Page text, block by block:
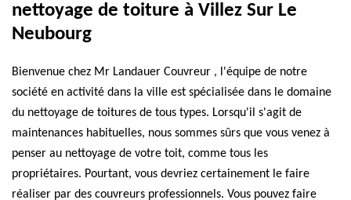
nettoyage de toiture à Villez Sur Le
Neubourg
Bienvenue chez Mr Landauer Couvreur , l'équipe de notre
société en activité dans la ville est spécialisée dans le domaine
du nettoyage de toitures de tous types. Lorsqu'il s'agit de
maintenances habituelles, nous sommes sûrs que vous venez à
penser au nettoyage de votre toit, comme tous les
propriétaires. Pourtant, vous devriez certainement le faire
réaliser par des couvreurs professionnels. Vous pouvez faire